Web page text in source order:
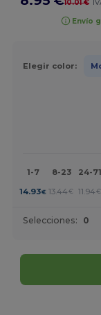
10.01 €
Envío
Elegir color:
1-7 8-23 24-71
14.93€ 13.44 € 11.94 €
Selecciones: 0